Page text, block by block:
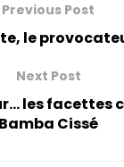
Previous Post
le
Next Post
les facettes
Bamba Cissé